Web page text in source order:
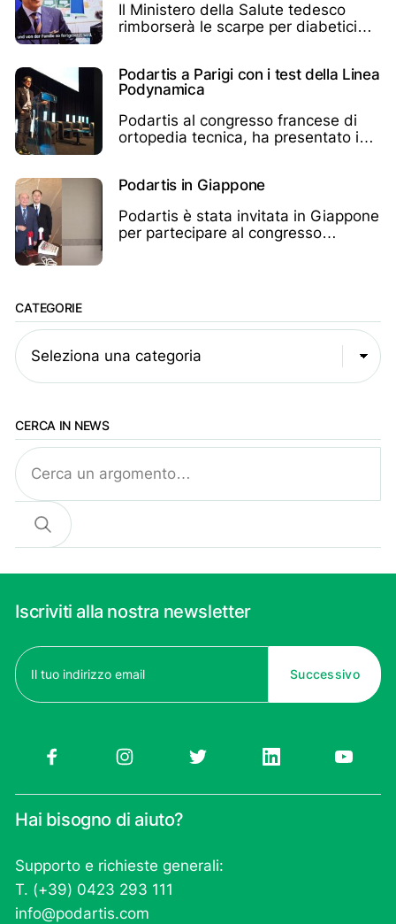
Il Ministero della Salute tedesco
rimborserà le scarpe per diabetici
Podartis a Parigi con i test della Linea
Podynamica
Podartis al congresso francese di
ortopedia tecnica, ha presentato i
Podartis in Giappone
Podartis è stata invitata in Giappone
per partecipare al congresso
CATEGORIE
Seleziona una categoria
CERCA IN NEWS
Cerca
Iscriviti alla nostra newsletter
Email
(Obbligatorio)
Hai bisogno di aiuto?
Supporto e richieste generali:
T. (+39) 0423 293 111
info@podartis.com